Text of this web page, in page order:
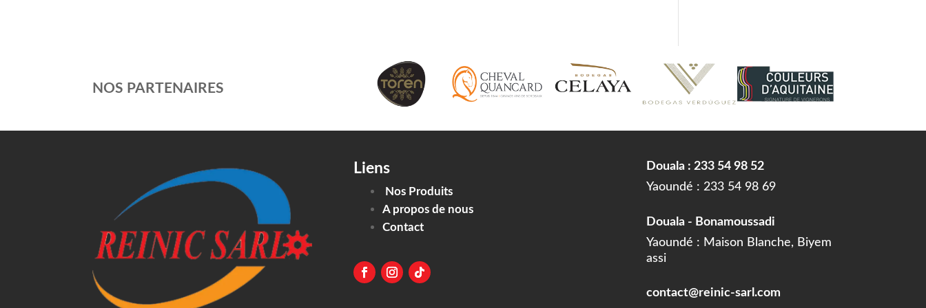
NOS PARTENAIRES
Liens
Nos Produits
A propos de nous
Contact
Douala : 233 54 98 52
Yaoundé : 233 54 98 69
Douala - Bonamoussadi
Yaoundé : Maison Blanche, Biyem
assi
contact@reinic-sarl.com